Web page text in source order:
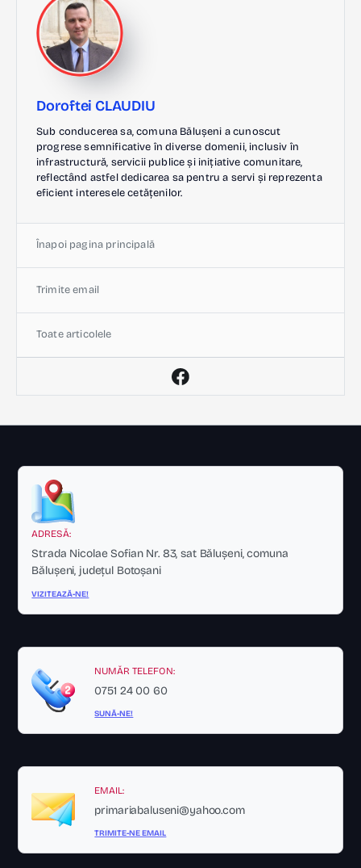
Doroftei CLAUDIU
Sub conducerea sa, comuna Bălușeni a cunoscut
progrese semnificative în diverse domenii, inclusiv în
infrastructură, servicii publice și inițiative comunitare,
reflectând astfel dedicarea sa pentru a servi și reprezenta
eficient interesele cetățenilor.
Înapoi pagina principală
Trimite email
Toate articolele
ADRESĂ:
Strada Nicolae Sofian Nr. 83, sat Bălușeni, comuna
Bălușeni, județul Botoșani
VIZITEAZĂ-NE!
NUMĂR TELEFON:
0751 24 00 60
SUNĂ-NE!
EMAIL:
primariabaluseni@yahoo.com
TRIMITE-NE EMAIL